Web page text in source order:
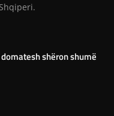
shëron shumë